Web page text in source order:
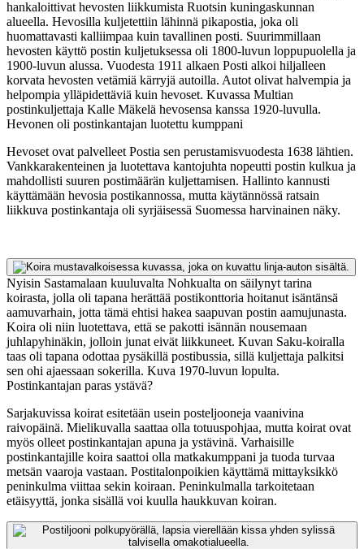
hankaloittivat hevosten liikkumista Ruotsin kuningaskunnan
alueella. Hevosilla kuljetettiin lähinnä pikapostia, joka oli
huomattavasti kalliimpaa kuin tavallinen posti. Suurimmillaan
hevosten käyttö postin kuljetuksessa oli 1800-luvun loppupuolella ja
1900-luvun alussa. Vuodesta 1911 alkaen Posti alkoi hiljalleen
korvata hevosten vetämiä kärryjä autoilla. Autot olivat halvempia ja
helpompia ylläpidettäviä kuin hevoset. Kuvassa Multian
postinkuljettaja Kalle Mäkelä hevosensa kanssa 1920-luvulla.
Hevonen oli postinkantajan luotettu kumppani
Hevoset ovat palvelleet Postia sen perustamisvuodesta 1638 lähtien.
Vankkarakenteinen ja luotettava kantojuhta nopeutti postin kulkua ja
mahdollisti suuren postimäärän kuljettamisen. Hallinto kannusti
käyttämään hevosia postikannossa, mutta käytännössä ratsain
liikkuva postinkantaja oli syrjäisessä Suomessa harvinainen näky.
Nyisin Sastamalaan kuuluvalta Nohkualta on säilynyt tarina
koirasta, jolla oli tapana herättää postikonttoria hoitanut isäntänsä
aamuvarhain, jotta tämä ehtisi hakea saapuvan postin aamujunasta.
Koira oli niin luotettava, että se pakotti isännän nousemaan
juhlapyhinäkin, jolloin junat eivät liikkuneet. Kuvan Saku-koiralla
taas oli tapana odottaa pysäkillä postibussia, sillä kuljettaja palkitsi
sen ohi ajaessaan sokerilla. Kuva 1970-luvun lopulta.
Postinkantajan paras ystävä?
Sarjakuvissa koirat esitetään usein posteljooneja vaanivina
raivopäinä. Mielikuvalla saattaa olla totuuspohjaa, mutta koirat ovat
myös olleet postinkantajan apuna ja ystävinä. Varhaisille
postinkantajille koira saattoi olla matkakumppani ja tuoda turvaa
metsän vaaroja vastaan. Postitalonpoikien käyttämä mittayksikkö
peninkulma viittaa sekin koiraan. Peninkulmalla tarkoitetaan
etäisyyttä, jonka sisällä voi kuulla haukkuvan koiran.